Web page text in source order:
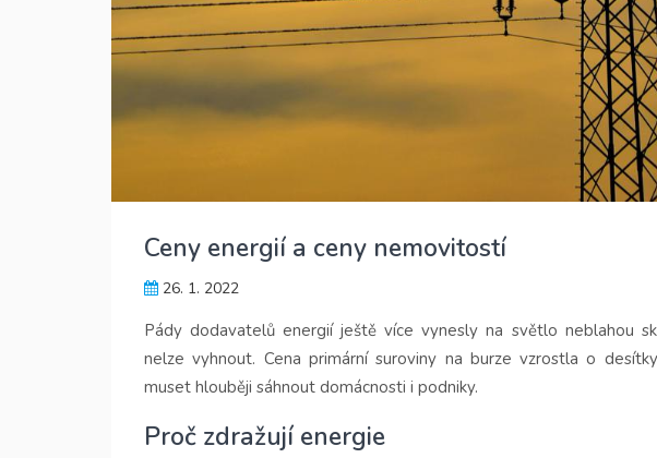
Ceny energií a ceny nemovitostí
26. 1. 2022
Pády dodavatelů energií ještě více vynesly na světlo neblahou
nelze vyhnout. Cena primární suroviny na burze vzrostla o
muset hlouběji sáhnout domácnosti i podniky.
Proč zdražují energie